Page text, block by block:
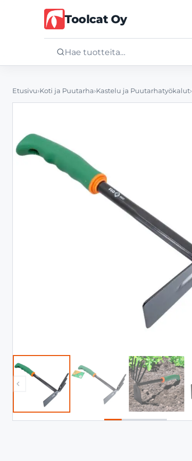
Toolcat Oy
Yritys
Yhteystiedot
Etusivu›Koti ja Puutarha›Kastelu ja Puutarhatyökalut›